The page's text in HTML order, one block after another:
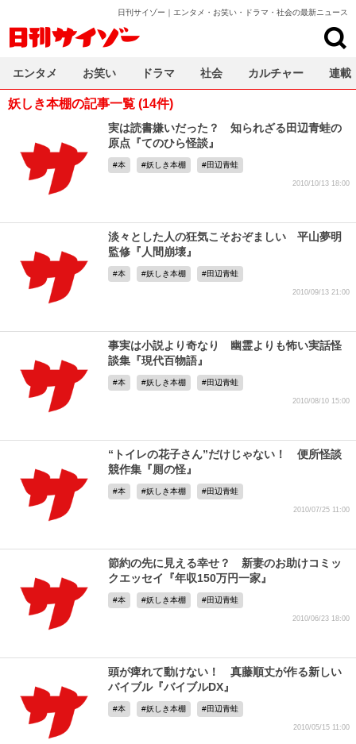
日刊サイゾー｜エンタメ・お笑い・ドラマ・社会の最新ニュース
妖しき本棚の記事一覧 (14件)
実は読書嫌いだった？ 知られざる田辺青蛙の
原点『てのひら怪談』
本 妖しき本棚 田辺青蛙
2010/10/13 18:00
淡々とした人の狂気こそおぞましい 平山夢明
監修『人間崩壊』
本 妖しき本棚 田辺青蛙
2010/09/13 21:00
事実は小説より奇なり 幽霊よりも怖い実話怪
談集『現代百物語』
本 妖しき本棚 田辺青蛙
2010/08/10 15:00
“トイレの花子さん”だけじゃない！ 便所怪談
競作集『厠の怪』
本 妖しき本棚 田辺青蛙
2010/07/25 11:00
節約の先に見える幸せ？ 新妻のお助けコミッ
クエッセイ『年収150万円一家』
本 妖しき本棚 田辺青蛙
2010/06/23 18:00
頭が痺れて動けない！ 真藤順丈が作る新しい
バイブル『バイブルDX』
本 妖しき本棚 田辺青蛙
2010/05/15 11:00
エンタメ お笑い ドラマ 社会 カルチャー 連載